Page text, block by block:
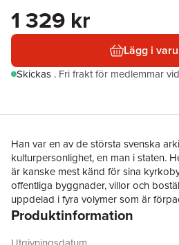
1 329 kr
Lägg i
Skickas . Fri frakt för medlemmar
Han var en av de största svenska
kulturpersonlighet, en man i staten.
är kanske mest känd för sina
offentliga byggnader, villor och
uppdelad i fyra volymer som är
fylld med skisser, akvareller och
livsgärning.
Produktinformation